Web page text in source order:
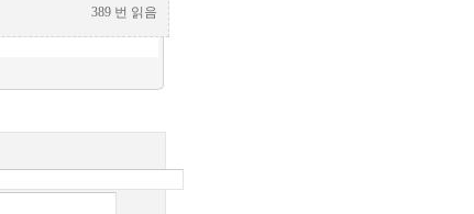
389 번 읽음